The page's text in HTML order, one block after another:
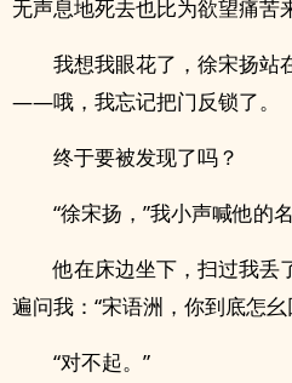
无声息地死去也比为欲望痛苦
我想我眼花了，徐宋扬站
——哦，我忘记把门反锁了。
终于要被发现了吗？
“徐宋扬，”我小声喊他的
他在床边坐下，扫过我丢
遍问我：“宋语洲，你到底怎幺
“对不起。”